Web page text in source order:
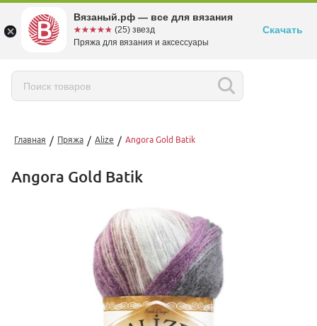
Главная / Пряжа / Alize / Angora Gold Batik
Angora Gold Batik
Вязаный.рф — все для вязания
☆☆☆☆☆
★★★★★ (25) звезд
Пряжа для вязания и аксессуары
Скачать